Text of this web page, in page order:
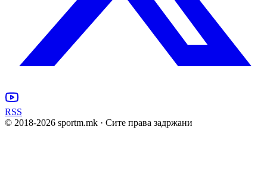
RSS
© 2018-2026 sportm.mk · Сите права задржани